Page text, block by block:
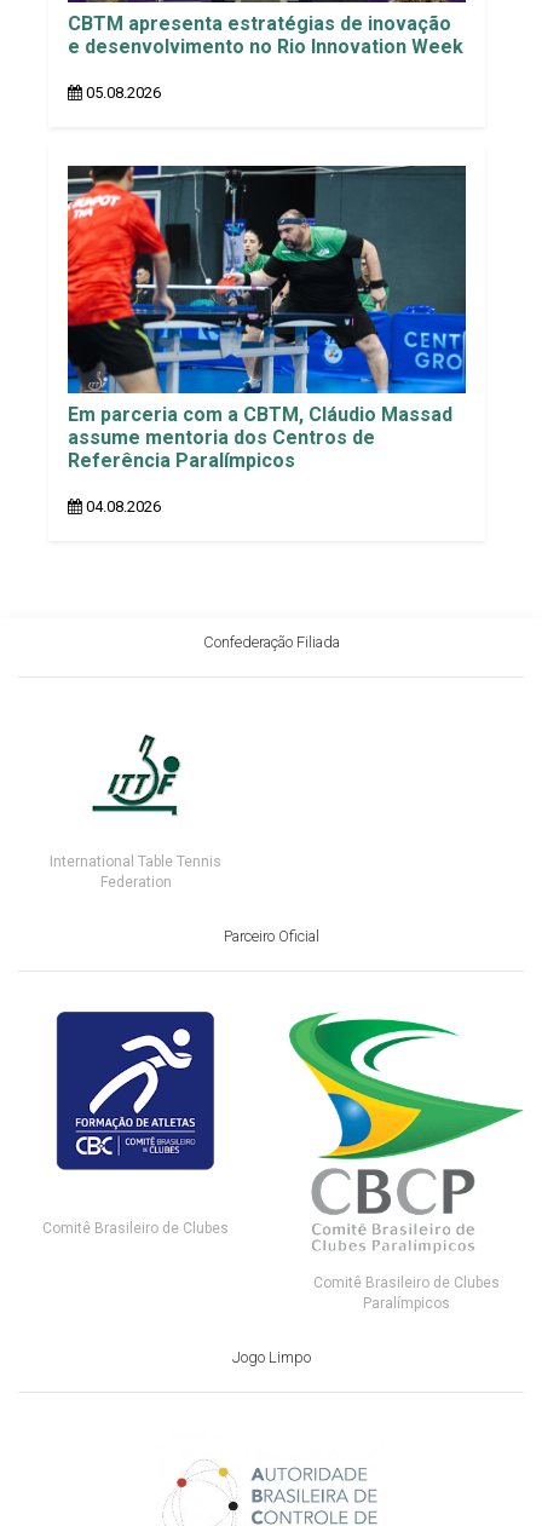
CBTM apresenta estratégias de inovação
e desenvolvimento no Rio Innovation Week
05.08.2026
Em parceria com a CBTM, Cláudio Massad
assume mentoria dos Centros de
Referência Paralímpicos
04.08.2026
Confederação Filiada
International Table Tennis
Federation
Parceiro Oficial
Comitê Brasileiro de Clubes
Comitê Brasileiro de Clubes
Paralímpicos
Jogo Limpo